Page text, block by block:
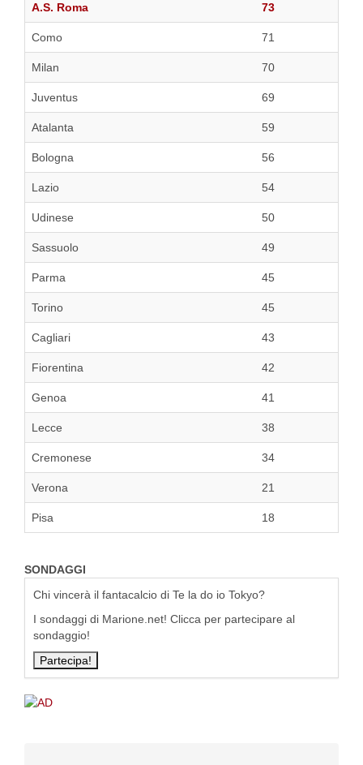
A.S. Roma 73
Como 71
Milan 70
Juventus 69
Atalanta 59
Bologna 56
Lazio 54
Udinese 50
Sassuolo 49
Parma 45
Torino 45
Cagliari 43
Fiorentina 42
Genoa 41
Lecce 38
Cremonese 34
Verona 21
Pisa 18
SONDAGGI
Chi vincerà il fantacalcio di Te la do io Tokyo?
I sondaggi di Marione.net! Clicca per partecipare al
sondaggio!